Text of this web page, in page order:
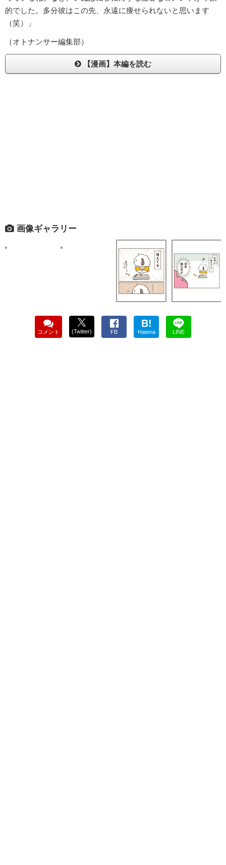
的でした。多分彼はこの先、永遠に痩せられないと思います
（笑）」
（オトナンサー編集部）
【漫画】本編を読む
画像ギャラリー
コメント (Twitter) FB
B!
Hatena LINE